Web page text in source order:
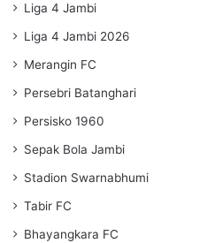
Liga 4 Jambi
Liga 4 Jambi 2026
Merangin FC
Persebri Batanghari
Persisko 1960
Sepak Bola Jambi
Stadion Swarnabhumi
Tabir FC
Bhayangkara FC